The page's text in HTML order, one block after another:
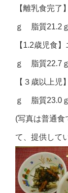
【離乳食完
ｇ 脂質21.2ｇ
【1.2歳児食
ｇ 脂質22.7ｇ
【３歳以上
ｇ 脂質23.0ｇ
(写真は普通食
て、提供して